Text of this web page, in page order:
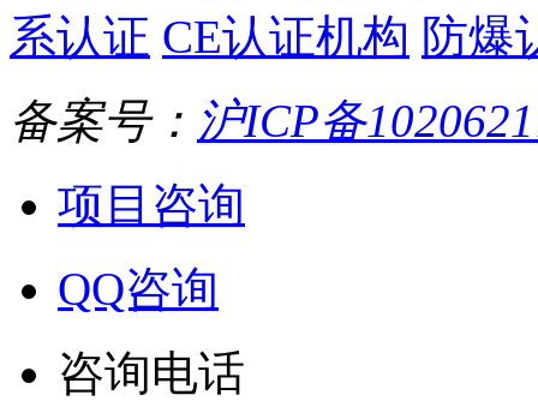
系认证 CE认证机构 防爆
备案号： 沪ICP备
项目咨询
QQ咨询
咨询电话